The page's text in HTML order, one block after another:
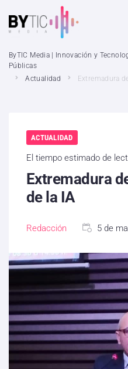
ByTIC Media | Innovación y
Públicas
Actualidad
Extremadura
ACTUALIDAD
El tiempo estimado de
Extremadura
de la IA
Redacción 5 de